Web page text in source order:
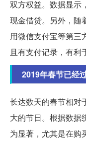
双方权益。数据显示
现金借贷。另外，随
用微信支付宝等第三
且有支付记录，有利
2019年春节已经
长达数天的春节相对
大的节日。根据数据
为显著，尤其是在购